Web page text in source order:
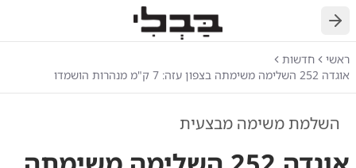
חזרה
ראשי
חדשות
אוגדה 252 השלימה משימתה בצפון עזה: 7 ק"מ מנהרות הושמדו
השלמת משימה מבצעית